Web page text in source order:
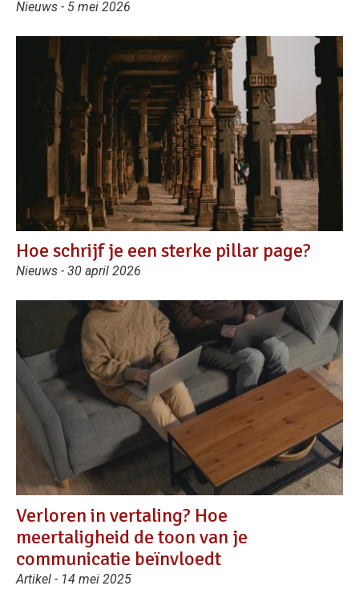
Nieuws - 5 mei 2026
Hoe schrijf je een sterke pillar page?
Nieuws - 30 april 2026
Verloren in vertaling? Hoe
meertaligheid de toon van je
communicatie beïnvloedt
Artikel - 14 mei 2025